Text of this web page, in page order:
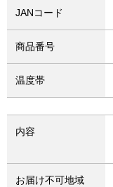
JANコード
商品番号
温度帯
内容
お届け不可地域